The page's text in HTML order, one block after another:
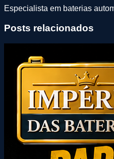
Especialista em baterias
Posts relacionados